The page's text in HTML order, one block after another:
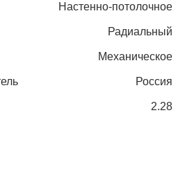
Настенно-потолочное
Радиальный
Механическое
Россия
2.28